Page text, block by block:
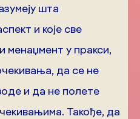
шта
и које све
менаџмент у пракси,
да се не
и да не полете
Такође, да